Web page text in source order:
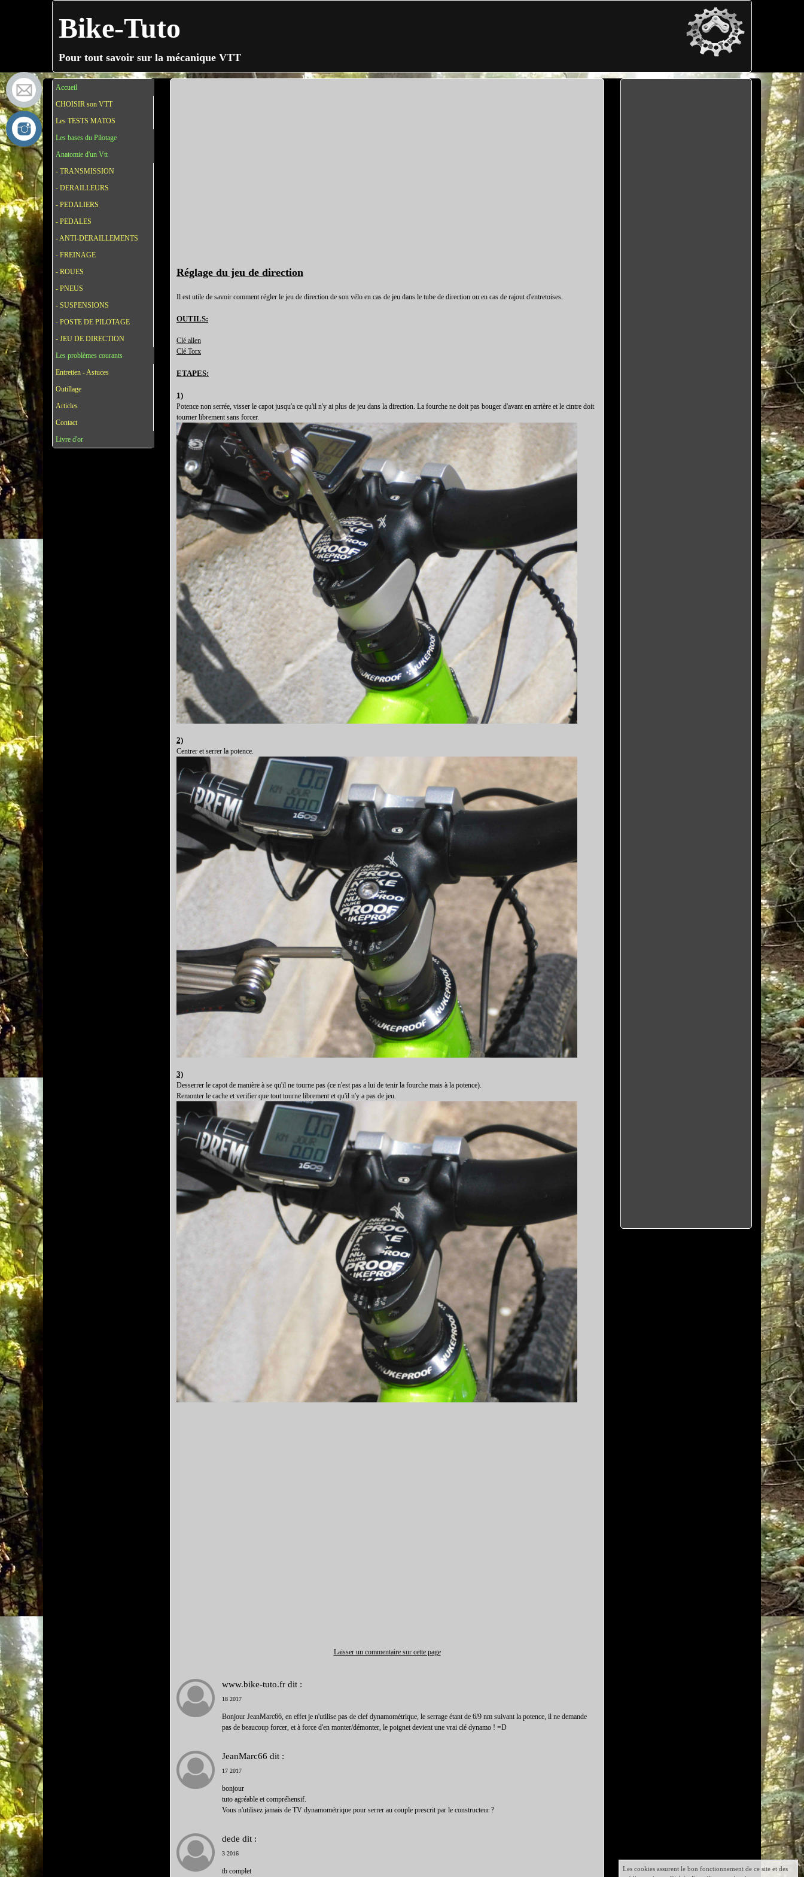
Bike-Tuto
Pour tout savoir sur la mécanique VTT
Accueil
CHOISIR son VTT
Les TESTS MATOS
Les bases du Pilotage
Anatomie d'un Vtt
- TRANSMISSION
- DERAILLEURS
- PEDALIERS
- PEDALES
- ANTI-DERAILLEMENTS
- FREINAGE
- ROUES
- PNEUS
- SUSPENSIONS
- POSTE DE PILOTAGE
- JEU DE DIRECTION
Les problèmes courants
Entretien - Astuces
Outillage
Articles
Contact
Livre d'or
Réglage du jeu de direction
Il est utile de savoir comment régler le jeu de direction de son vélo en cas de jeu dans le tube de direction ou en cas de rajout d'entretoises.
OUTILS:
Clé allen
Clé Torx
ETAPES:
1)
Potence non serrée, visser le capot jusqu'a ce qu'il n'y ai plus de jeu dans la direction. La fourche ne doit pas bouger d'avant en arrière et le cintre doit
tourner librement sans forcer.
2)
Centrer et serrer la potence.
3)
Desserrer le capot de manière à se qu'il ne tourne pas (ce n'est pas a lui de tenir la fourche mais à la potence).
Remonter le cache et verifier que tout tourne librement et qu'il n'y a pas de jeu.
Laisser un commentaire sur cette page
www.bike-tuto.fr dit :
18 2017
Bonjour JeanMarc66, en effet je n'utilise pas de clef dynamométrique, le serrage étant de 6/9 nm suivant la potence, il ne demande
pas de beaucoup forcer, et à force d'en monter/démonter, le poignet devient une vrai clé dynamo ! =D
JeanMarc66 dit :
17 2017
bonjour
tuto agréable et compréhensif.
Vous n'utilisez jamais de TV dynamométrique pour serrer au couple prescrit par le constructeur ?
dede dit :
3 2016
tb complet
Les cookies assurent le bon fonctionnement de ce site et des